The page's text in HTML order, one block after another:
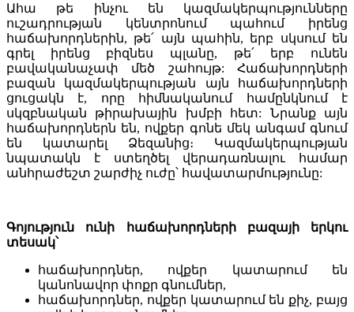
Ահա թե ինչու են կազմակերպությունները
ուշադրության կենտրոնում պահում իրենց
հաճախորդներին, թե՛ այն պահին, երբ սկսում են
գրել իրենց բիզնես պլանը, թե՛ երբ ունեն
բավականաչափ մեծ շահույթ: Հաճախորդների
բազան կազմակերպության այն հաճախորդների
ցուցակն է, որը հիմնականում համընկնում է
սկզբնական թիրախային խմբի հետ: Նրանք այն
հաճախորդներն են, ովքեր գոնե մեկ անգամ գնում
են կատարել Ձեզանից։ Կազմակերպության
նպատակն է ստեղծել վերադառնալու համար
անհրաժեշտ շարժիչ ուժը՝ հավատարմությունը:
Գոյություն ունի հաճախորդների բազայի երկու
տեսակ՝
հաճախորդներ, ովքեր կատարում են
կանոնավոր փոքր գնումներ,
հաճախորդներ, ովքեր կատարում են քիչ, բայց